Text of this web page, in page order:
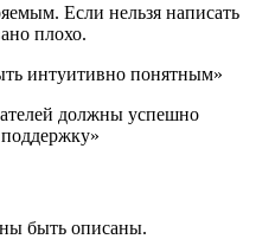
Если нельзя написать
плохо.
интуитивно понятным»
должны успешно
быть описаны.